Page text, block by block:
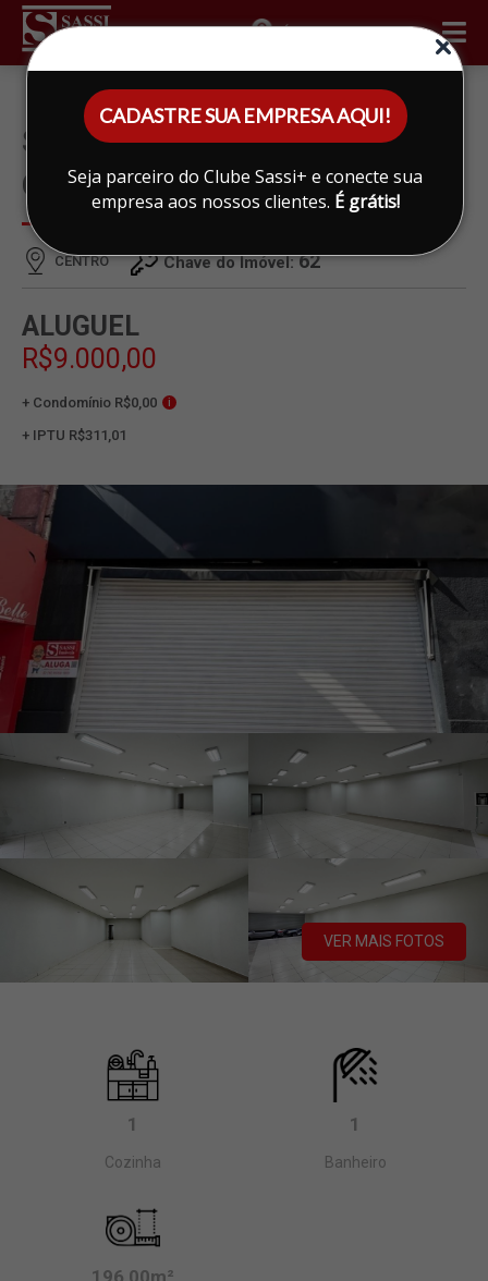
CADASTRE SUA EMPRESA AQUI!
Seja parceiro do Clube Sassi+ e conecte sua
empresa aos nossos clientes. É grátis!
ÁREA DO CLIENTE
SALÃO PARA ALUGAR EM
CENTRO, LIMEIRA
CENTRO Chave do Imóvel:62
ALUGUEL
R$9.000,00
+ Condomínio R$0,00 i
+ IPTU R$311,01
VER MAIS FOTOS
1
Cozinha
1
Banheiro
196,00m²